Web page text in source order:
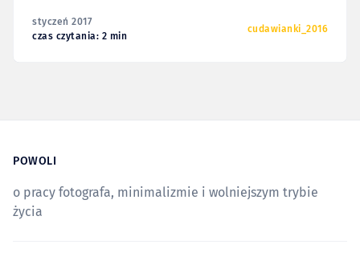
styczeń 2017
czas czytania: 2 min
cudawianki_2016
POWOLI
o pracy fotografa, minimalizmie i wolniejszym trybie
życia